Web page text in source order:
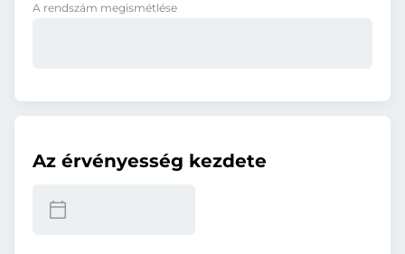
A rendszám megismétlése
Az érvényesség kezdete